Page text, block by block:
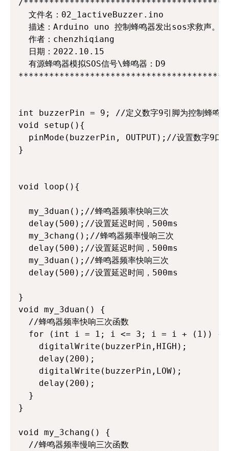
/
  文件名：02_1activeBuzzer.ino
  描述：Arduino uno 控制蜂鸣器发出sos求救声。
  作者：chenzhiqiang
  日期：2022.10.15
  有源蜂鸣器模拟SOS信号\蜂鸣器：D9
int buzzerPin = 9; //定义数字9引脚为控制蜂鸣器
void setup(){
pinMode(buzzerPin, OUTPUT);//设置数字9口
}
void loop(){
  my_3duan();//蜂鸣器频率快响三次
  delay(500);//设置延迟时间，500ms
  my_3chang();//蜂鸣器频率慢响三次
  delay(500);//设置延迟时间，500ms
  my_3duan();//蜂鸣器频率快响三次
  delay(500);//设置延迟时间，500ms
}
void my_3duan() {
  //蜂鸣器频率快响三次函数
  for (int i = 1; i <= 3; i = i + (1)) {
    digitalWrite(buzzerPin,HIGH);
    delay(200);
    digitalWrite(buzzerPin,LOW);
    delay(200);
  }
}
void my_3chang() {
  //蜂鸣器频率慢响三次函数